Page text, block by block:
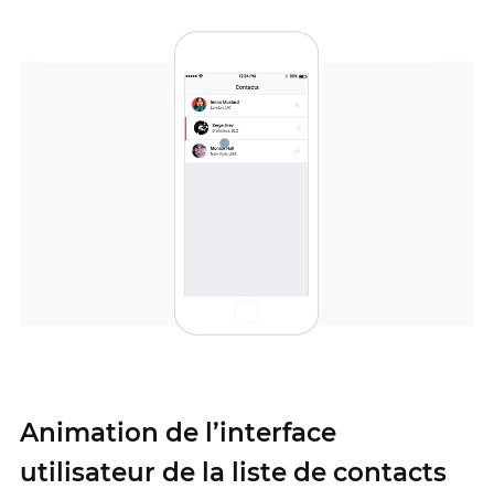
Animation de l’interface
utilisateur de la liste de contacts